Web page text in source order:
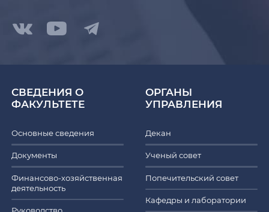
СВЕДЕНИЯ О
ФАКУЛЬТЕТЕ
Основные сведения
Документы
Финансово-хозяйственная
деятельность
ОРГАНЫ
УПРАВЛЕНИЯ
Декан
Ученый совет
Попечительский совет
Кафедры и лаборатории